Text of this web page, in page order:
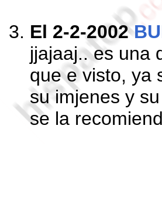
El 2-2-2002
jjajaaj.. es una
que e visto, ya
su imjenes y
se la